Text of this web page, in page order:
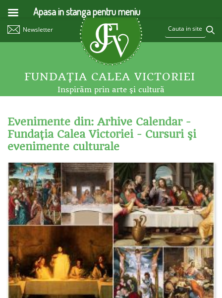
Newsletter
FUNDAŢIA CALEA VICTORIEI
Inspirăm prin arte şi cultură
Evenimente din: Arhive Calendar -
Fundaţia Calea Victoriei - Cursuri şi
evenimente culturale
Apasa in stanga pentru meniu